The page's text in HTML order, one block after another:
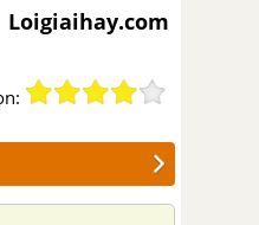
Loigiaihay.com